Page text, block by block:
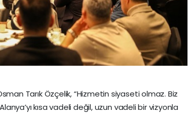
Tarık Özçelik, “Hizmetin siyaseti olmaz. Biz
kısa vadeli değil, uzun vadeli bir vizyonla